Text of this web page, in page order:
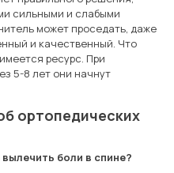
сильными и слабыми
может проседать, даже
и качественный. Что
ресурс. При
5-8 лет они начнут
ортопедических
боли в спине?